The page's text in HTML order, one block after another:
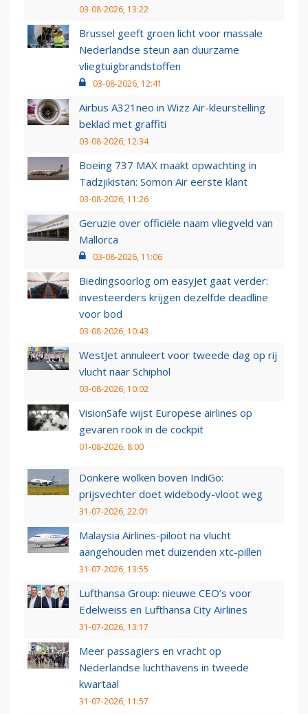
03-08-2026, 13:22
Brussel geeft groen licht voor massale
Nederlandse steun aan duurzame
vliegtuigbrandstoffen
03-08-2026, 12:41
Airbus A321neo in Wizz Air-kleurstelling
beklad met graffiti
03-08-2026, 12:34
Boeing 737 MAX maakt opwachting in
Tadzjikistan: Somon Air eerste klant
03-08-2026, 11:26
Geruzie over officiële naam vliegveld van
Mallorca
03-08-2026, 11:06
Biedingsoorlog om easyJet gaat verder:
investeerders krijgen dezelfde deadline
voor bod
03-08-2026, 10:43
WestJet annuleert voor tweede dag op rij
vlucht naar Schiphol
03-08-2026, 10:02
VisionSafe wijst Europese airlines op
gevaren rook in de cockpit
01-08-2026, 8:00
Donkere wolken boven IndiGo:
prijsvechter doet widebody-vloot weg
31-07-2026, 22:01
Malaysia Airlines-piloot na vlucht
aangehouden met duizenden xtc-pillen
31-07-2026, 13:55
Lufthansa Group: nieuwe CEO’s voor
Edelweiss en Lufthansa City Airlines
31-07-2026, 13:17
Meer passagiers en vracht op
Nederlandse luchthavens in tweede
kwartaal
31-07-2026, 11:57